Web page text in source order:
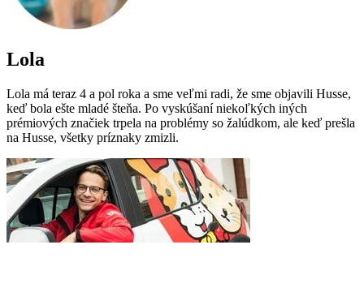
Lola
Lola má teraz 4 a pol roka a sme veľmi radi, že sme objavili Husse,
keď bola ešte mladé šteňa. Po vyskúšaní niekoľkých iných
prémiových značiek trpela na problémy so žalúdkom, ale keď prešla
na Husse, všetky príznaky zmizli.